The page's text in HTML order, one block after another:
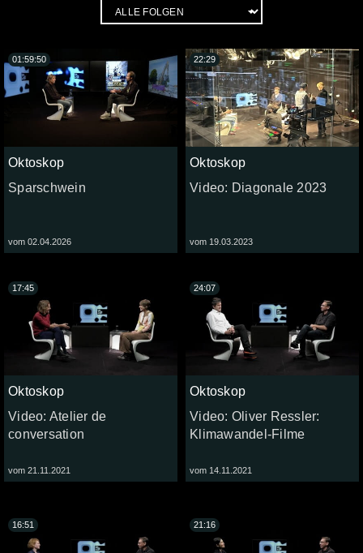
Oktoskop
Sparschwein
vom 02.04.2026
01:59:50
Oktoskop
Video: Diagonale 2023
vom 19.03.2023
22:29
Oktoskop
Video: Atelier de
conversation
vom 21.11.2021
17:45
Oktoskop
Video: Oliver Ressler:
Klimawandel-Filme
vom 14.11.2021
24:07
16:51 21:16